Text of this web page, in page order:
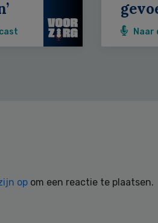
Naar
op om een reactie te plaatsen.